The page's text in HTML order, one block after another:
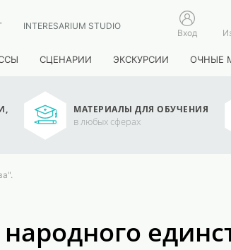
INTERESARIUM STUDIO
Вход
СЦЕНАРИИ ЭКСКУРСИИ ОЧНЫЕ
МАТЕРИАЛЫ ДЛЯ ОБУЧЕНИЯ
в любых сферах